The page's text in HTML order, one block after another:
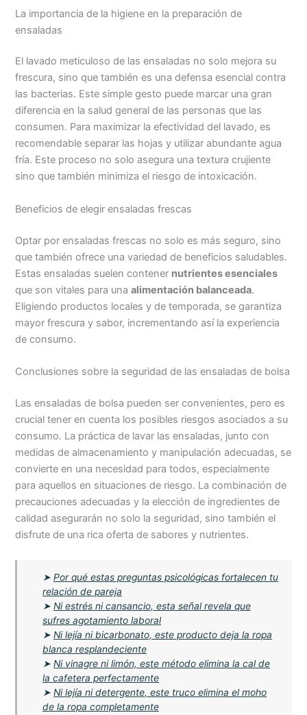
La importancia de la higiene en la preparación de
ensaladas
El lavado meticuloso de las ensaladas no solo mejora su
frescura, sino que también es una defensa esencial contra
las bacterias. Este simple gesto puede marcar una gran
diferencia en la salud general de las personas que las
consumen. Para maximizar la efectividad del lavado, es
recomendable separar las hojas y utilizar abundante agua
fría. Este proceso no solo asegura una textura crujiente
sino que también minimiza el riesgo de intoxicación.
Beneficios de elegir ensaladas frescas
Optar por ensaladas frescas no solo es más seguro, sino
que también ofrece una variedad de beneficios saludables.
Estas ensaladas suelen contener nutrientes esenciales
que son vitales para unaalimentación balanceada.
Eligiendo productos locales y de temporada, se garantiza
mayor frescura y sabor, incrementando así la experiencia
de consumo.
Conclusiones sobre la seguridad de las ensaladas de bolsa
Las ensaladas de bolsa pueden ser convenientes, pero es
crucial tener en cuenta los posibles riesgos asociados a su
consumo. La práctica de lavar las ensaladas, junto con
medidas de almacenamiento y manipulación adecuadas, se
convierte en una necesidad para todos, especialmente
para aquellos en situaciones de riesgo. La combinación de
precauciones adecuadas y la elección de ingredientes de
calidad asegurarán no solo la seguridad, sino también el
disfrute de una rica oferta de sabores y nutrientes.
➤Por qué estas preguntas psicológicas fortalecen tu
relación de pareja
➤Ni estrés ni cansancio, esta señal revela que
sufres agotamiento laboral
➤Ni lejía ni bicarbonato, este producto deja la ropa
blanca resplandeciente
➤Ni vinagre ni limón, este método elimina la cal de
la cafetera perfectamente
➤Ni lejía ni detergente, este truco elimina el moho
de la ropa completamente